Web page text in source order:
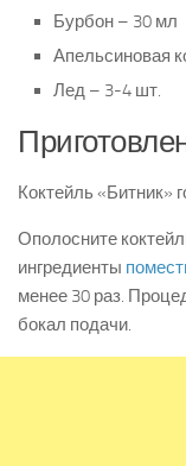
Бурбон – 30 мл
Апельсиновая
Лед – 3-4 шт.
Коктейль «Битник»
Ополосните
ингредиенты
менее 30 раз.
бокал подачи.